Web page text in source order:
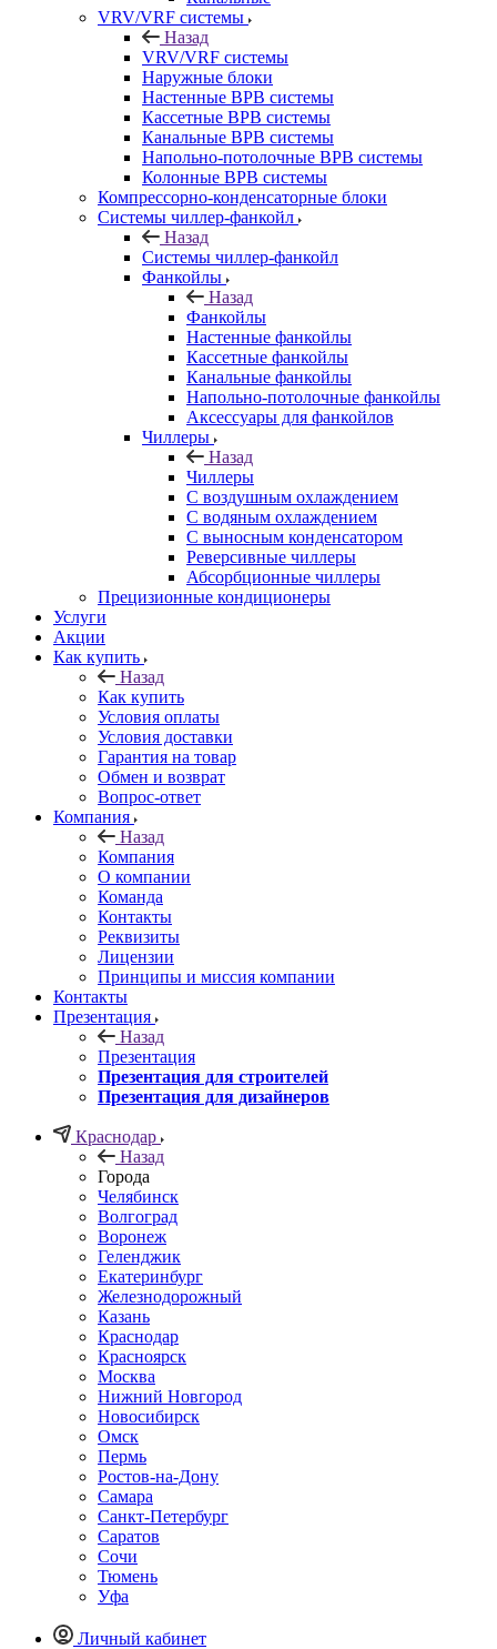
VRV/VRF системы
Назад
VRV/VRF системы
Наружные блоки
Настенные ВРВ системы
Кассетные ВРВ системы
Канальные ВРВ системы
Напольно-потолочные ВРВ системы
Колонные ВРВ системы
Компрессорно-конденсаторные блоки
Системы чиллер-фанкойл
Назад
Системы чиллер-фанкойл
Фанкойлы
Назад
Фанкойлы
Настенные фанкойлы
Кассетные фанкойлы
Канальные фанкойлы
Напольно-потолочные фанкойлы
Аксессуары для фанкойлов
Чиллеры
Назад
Чиллеры
С воздушным охлаждением
С водяным охлаждением
С выносным конденсатором
Реверсивные чиллеры
Абсорбционные чиллеры
Прецизионные кондиционеры
Услуги
Акции
Как купить
Назад
Как купить
Условия оплаты
Условия доставки
Гарантия на товар
Обмен и возврат
Вопрос-ответ
Компания
Назад
Компания
О компании
Команда
Контакты
Реквизиты
Лицензии
Принципы и миссия компании
Контакты
Презентация
Назад
Презентация
Презентация для строителей
Презентация для дизайнеров
Краснодар
Назад
Города
Челябинск
Волгоград
Воронеж
Геленджик
Екатеринбург
Железнодорожный
Казань
Краснодар
Красноярск
Москва
Нижний Новгород
Новосибирск
Омск
Пермь
Ростов-на-Дону
Самара
Санкт-Петербург
Саратов
Сочи
Тюмень
Уфа
Личный кабинет